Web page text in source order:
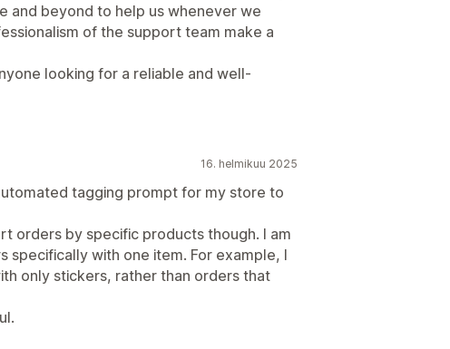
and beyond to help us whenever we
of the support team make a
looking for a reliable and well-
16. helmikuu 2025
tagging prompt for my store to
orders by specific products though. I am
specifically with one item. For example, I
only stickers, rather than orders that